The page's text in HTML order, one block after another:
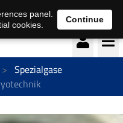
Deutsch français
Spezialgase
panel.
cookies.
Continue